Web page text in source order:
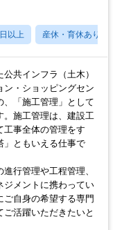
以上 産休・育休あり
共インフラ（土木）
ン・ショッピングセン
、「施工管理」として
。施工管理は、建設工
工事全体の管理をす
」ともいえる仕事で
行管理や工程管理、
ジメントに携わってい
ご自身の希望する専門
活躍いただきたいと